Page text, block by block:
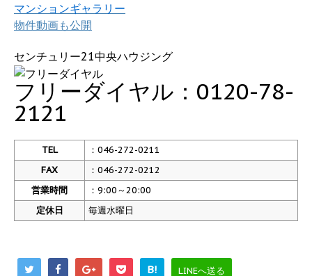
マンションギャラリー
物件動画も公開
センチュリー21中央ハウジング
フリーダイヤル：0120-78-
2121
TEL
：046-272-0211
FAX
：046-272-0212
営業時間
：9:00～20:00
定休日
毎週水曜日
B! LINEへ送る